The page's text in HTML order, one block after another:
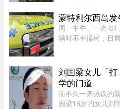
有 53% 的人表示毕
RICHARD LAM /
蒙特利尔西岛
周一中午，一名 61
辆时不幸撞树，目
道（介于 Avro 街
刘国梁女儿「
学的门道
前不久一条热议的
国梁16岁的女儿刘